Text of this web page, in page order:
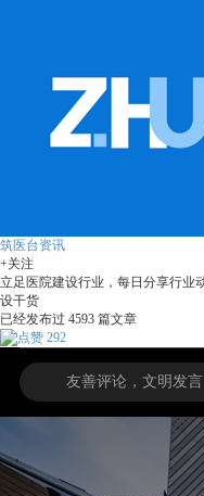
筑医台资讯
+关注
立足医院建设行业，每日分享行业
设干货
已经发布过 4593 篇文章
292